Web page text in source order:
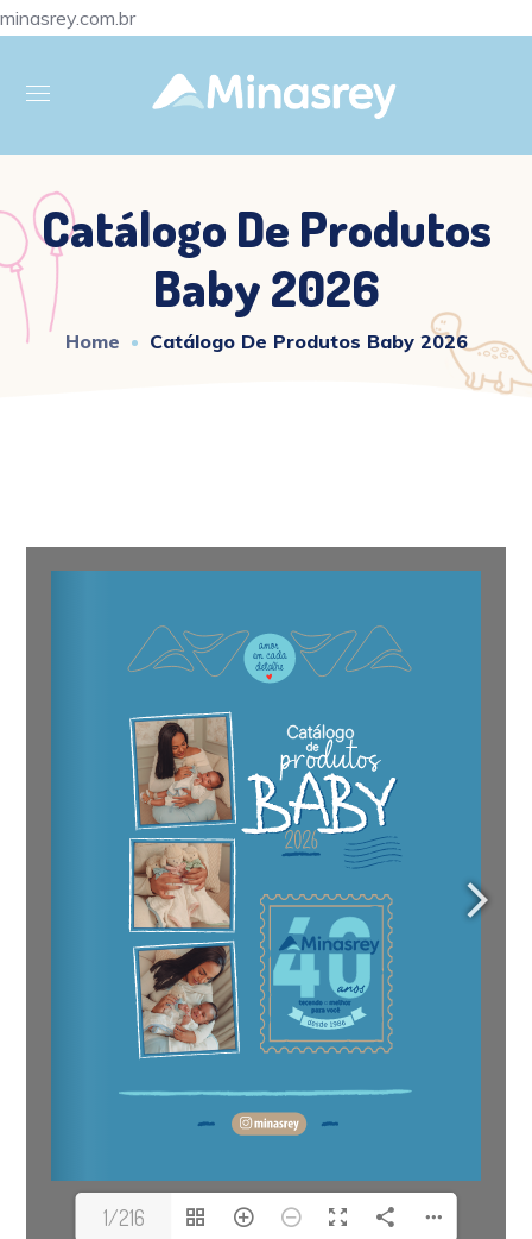
minasrey.com.br
Catálogo De Produtos
Baby 2026
Home Catálogo De Produtos Baby 2026
1/216